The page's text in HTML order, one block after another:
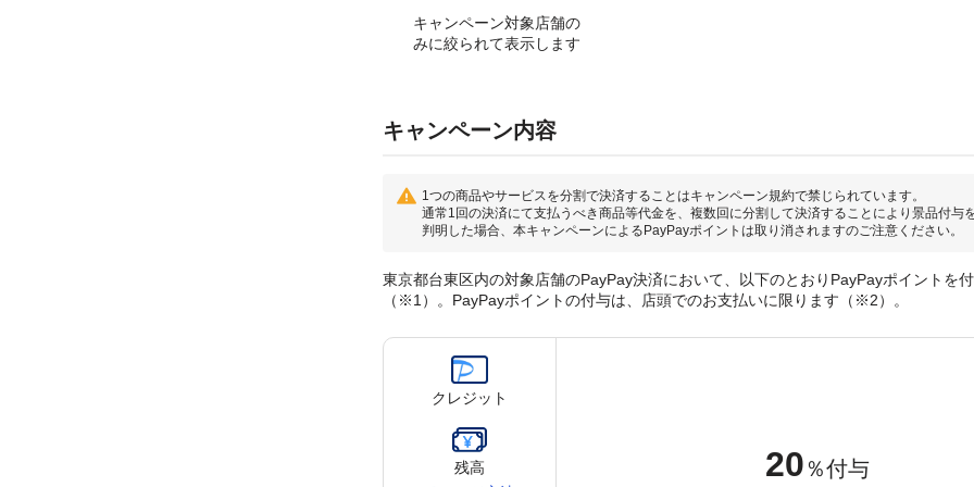
キャンペーン対象店舗の
みに絞られて表示します
キャンペーン内容
1つの商品やサービスを分割で決済することはキャンペーン規約で禁じられています。
通常1回の決済にて支払うべき商品等代金を、複数回に分割して決済することにより景品付与
判明した場合、本キャンペーンによるPayPayポイントは取り消されますのご注意ください。
東京都台東区内の対象店舗のPayPay決済において、以下のとおりPayPayポイントを
（※1）。PayPayポイントの付与は、店頭でのお支払いに限ります（※2）。
クレジット
残高
20 ％付与